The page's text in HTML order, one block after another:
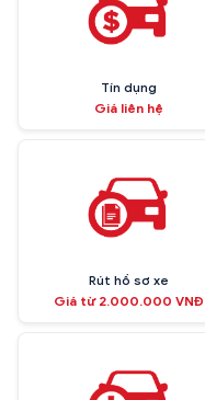
Tín dụng
Giá liên hệ
Rút hồ sơ xe
Giá từ 2.000.000 VNĐ